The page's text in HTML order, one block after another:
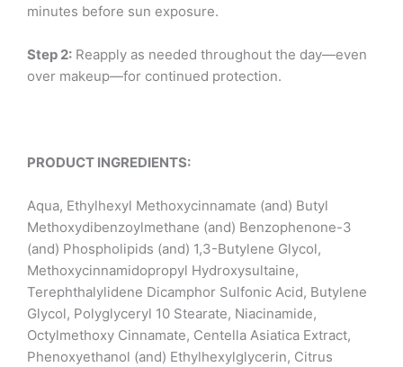
minutes before sun exposure.
Step 2: Reapply as needed throughout the day—even
over makeup—for continued protection.
PRODUCT INGREDIENTS:
Aqua, Ethylhexyl Methoxycinnamate (and) Butyl
Methoxydibenzoylmethane (and) Benzophenone-3
(and) Phospholipids (and) 1,3-Butylene Glycol,
Methoxycinnamidopropyl Hydroxysultaine,
Terephthalylidene Dicamphor Sulfonic Acid, Butylene
Glycol, Polyglyceryl 10 Stearate, Niacinamide,
Octylmethoxy Cinnamate, Centella Asiatica Extract,
Phenoxyethanol (and) Ethylhexylglycerin, Citrus